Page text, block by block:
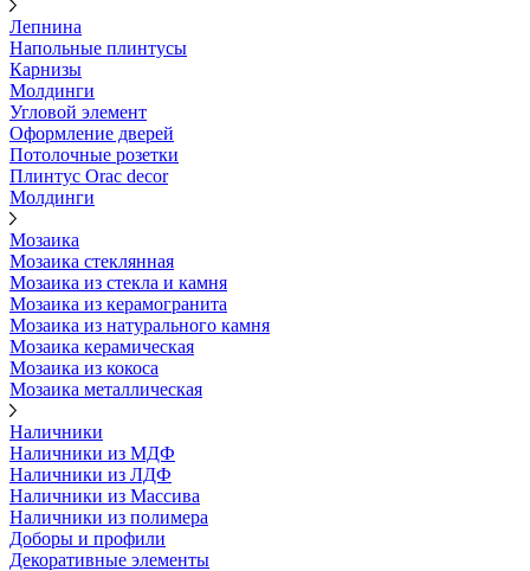
Лепнина
Напольные плинтусы
Карнизы
Молдинги
Угловой элемент
Оформление дверей
Потолочные розетки
Плинтус Orac decor
Молдинги
Мозаика
Мозаика стеклянная
Мозаика из стекла и камня
Мозаика из керамогранита
Мозаика из натурального камня
Мозаика керамическая
Мозаика из кокоса
Мозаика металлическая
Наличники
Наличники из МДФ
Наличники из ЛДФ
Наличники из Массива
Наличники из полимера
Доборы и профили
Декоративные элементы